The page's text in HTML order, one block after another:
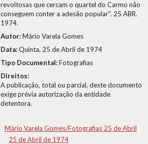
revoltosas que cercam o quartel do Carmo não
conseguem conter a adesão popular". 25 ABR.
1974.
Autor:Mário Varela Gomes
Data:Quinta, 25 de Abril de 1974
Tipo Documental:Fotografias
Direitos:
A publicação, total ou parcial, deste documento
exige prévia autorização da entidade
detentora.
Mário Varela Gomes/Fotografias 25 de Abril
25 de Abril de 1974